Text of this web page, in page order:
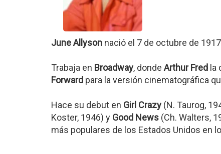
June Allyson nació el 7 de octubre de
Trabaja en Broadway, donde Arthur Fred
Forward para la versión cinematográfica
Hace su debut en Girl Crazy (N. Taurog,
Koster, 1946) y Good News (Ch. Walters,
más populares de los Estados Unidos en